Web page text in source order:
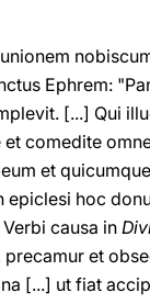
Ephrem:
[...] Qui
comedite
et
hoc
causa in
et
[...] ut fiat